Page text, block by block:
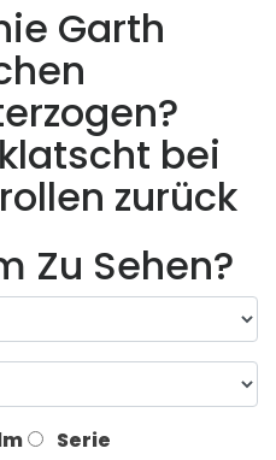
Garth
bei
zurück
Zu Sehen?
Serie